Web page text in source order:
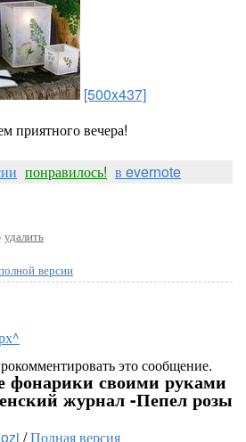
[500x437]
приятного вечера!
понравилось! в evernote
удалить
версии
это сообщение.
своими руками
журнал -Пепел розы
/Полная версия